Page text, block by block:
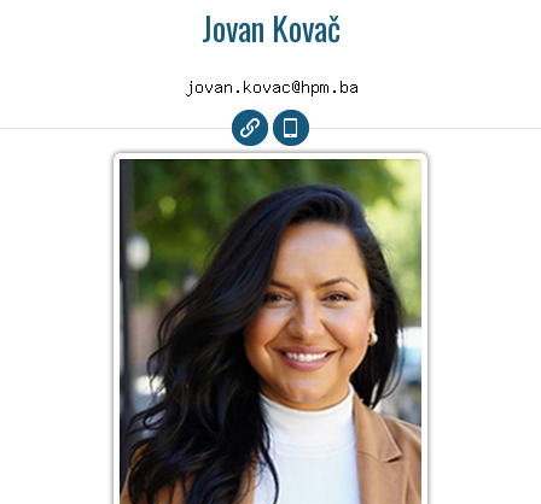
Jovan Kovač